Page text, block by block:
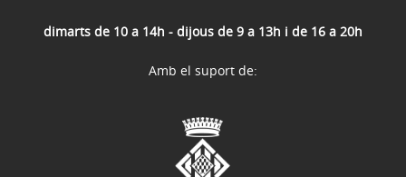
dimarts de 10 a 14h - dijous de 9 a 13h i de 16 a 20h
Amb el suport de: